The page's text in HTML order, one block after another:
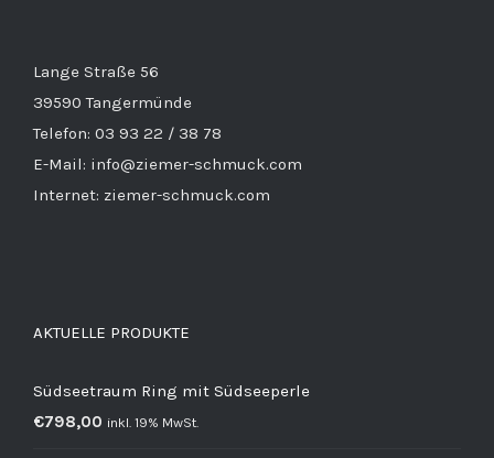
Lange Straße 56
39590 Tangermünde
Telefon: 03 93 22 / 38 78
E-Mail: info@ziemer-schmuck.com
Internet: ziemer-schmuck.com
AKTUELLE PRODUKTE
Südseetraum Ring mit Südseeperle
€798,00 inkl. 19% MwSt.